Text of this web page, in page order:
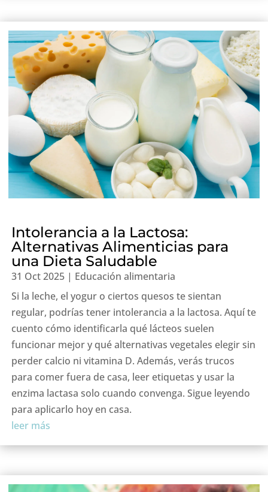
Intolerancia a la Lactosa:
Alternativas Alimenticias para
una Dieta Saludable
31 Oct 2025 | Educación alimentaria
Si la leche, el yogur o ciertos quesos te sientan
regular, podrías tener intolerancia a la lactosa. Aquí te
cuento cómo identificarla qué lácteos suelen
funcionar mejor y qué alternativas vegetales elegir sin
perder calcio ni vitamina D. Además, verás trucos
para comer fuera de casa, leer etiquetas y usar la
enzima lactasa solo cuando convenga. Sigue leyendo
para aplicarlo hoy en casa.
leer más